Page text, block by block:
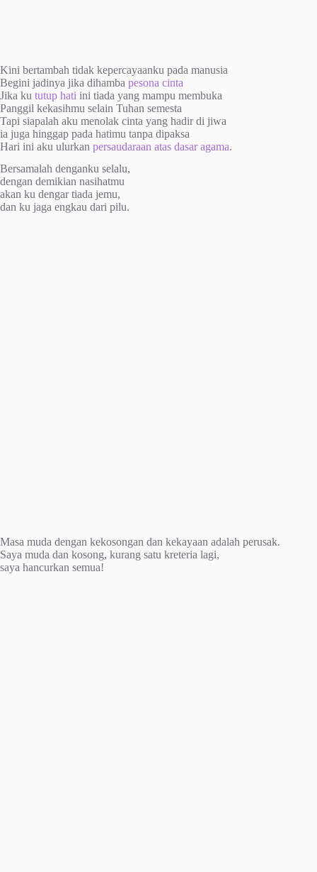
Kini bertambah tidak kepercayaanku pada manusia
Begini jadinya jika dihamba pesona cinta
Jika ku tutup hati ini tiada yang mampu membuka
Panggil kekasihmu selain Tuhan semesta
Tapi siapalah aku menolak cinta yang hadir di jiwa
ia juga hinggap pada hatimu tanpa dipaksa
Hari ini aku ulurkan persaudaraan atas dasar agama.
Bersamalah denganku selalu,
dengan demikian nasihatmu
akan ku dengar tiada jemu,
dan ku jaga engkau dari pilu.
Masa muda dengan kekosongan dan kekayaan adalah perusak.
Saya muda dan kosong, kurang satu kreteria lagi,
saya hancurkan semua!